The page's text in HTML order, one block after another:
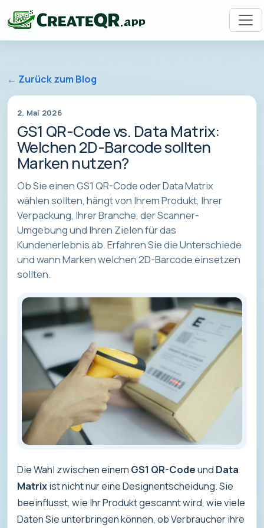
← Zurück zum Blog
2. Mai 2026
GS1 QR-Code vs. Data Matrix:
Welchen 2D-Barcode sollten
Marken nutzen?
Ob Sie einen GS1 QR-Code oder Data Matrix
wählen sollten, hängt von Ihrem Produkt, Ihrer
Verpackung, Ihrer Branche, der Scanner-
Umgebung und Ihren Zielen für das
Kundenerlebnis ab. Erfahren Sie die Unterschiede
und wann Marken welchen 2D-Barcode einsetzen
sollten.
Die Wahl zwischen einem GS1 QR-Codeund Data
Matrixist nicht nur eine Designentscheidung. Sie
beeinflusst, wie Ihr Produkt gescannt wird, wie viele
Daten Sie unterbringen können, ob Verbraucher ihre